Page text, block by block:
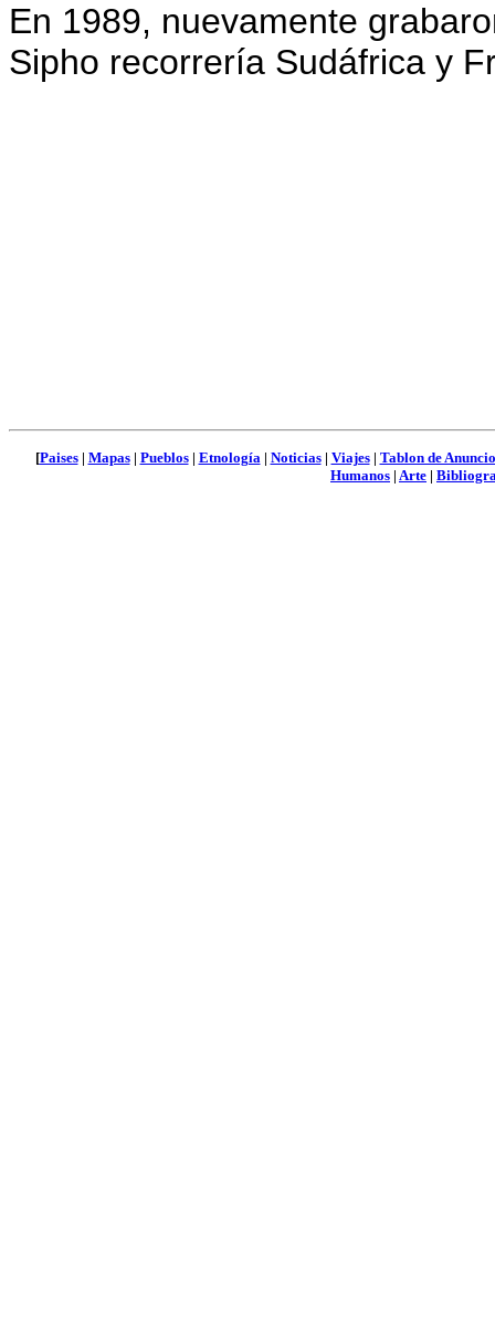
En 1989, nuevamente
Sipho recorrería Sudáfrica y
[Paises| Mapas| Pueblos| Etnología| Noticias| Viajes| Tablon de
Humanos | Arte |